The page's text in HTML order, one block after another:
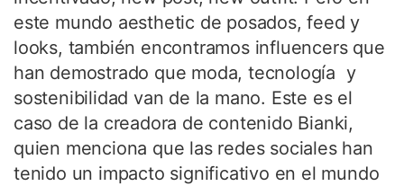
este mundo aesthetic de posados, feed y
looks, también encontramos influencers que
han demostrado que moda, tecnología y
sostenibilidad van de la mano. Este es el
caso de la creadora de contenido Bianki,
quien menciona que las redes sociales han
tenido un impacto significativo en el mundo